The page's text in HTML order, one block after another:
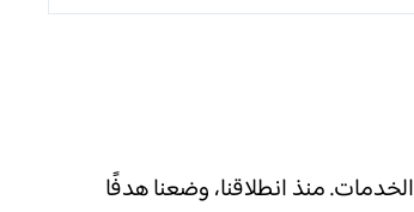
منذ انطلاقنا، وضعنا هدفًا